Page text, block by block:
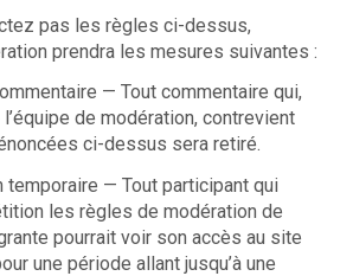
pas les règles ci-dessus,
prendra les mesures suivantes :
— Tout commentaire qui,
l’équipe de modération, contrevient
ci-dessus sera retiré.
temporaire — Tout participant qui
les règles de modération de
pourrait voir son accès au site
une période allant jusqu’à une